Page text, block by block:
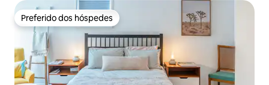
Preferido dos hóspedes
Preferido dos hóspedes